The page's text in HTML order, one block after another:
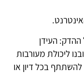
העידן
ליכולת מעורבות
בכל דיון או